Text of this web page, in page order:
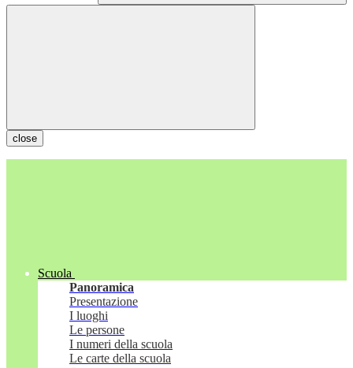
close
Scuola
Panoramica
Presentazione
I luoghi
Le persone
I numeri della scuola
Le carte della scuola